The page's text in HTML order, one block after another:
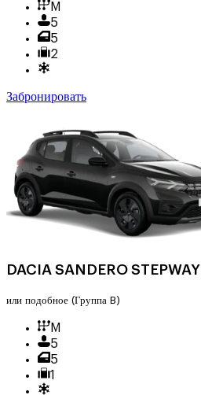
M
5
5
2
Забронировать
DACIA SANDERO STEPWAY
или подобное (Группа B)
M
5
5
1